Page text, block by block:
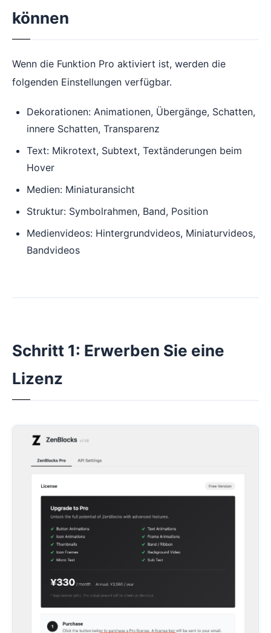
können
Wenn die Funktion Pro aktiviert ist, werden die
folgenden Einstellungen verfügbar.
Dekorationen: Animationen, Übergänge, Schatten,
innere Schatten, Transparenz
Text: Mikrotext, Subtext, Textänderungen beim
Hover
Medien: Miniaturansicht
Struktur: Symbolrahmen, Band, Position
Medienvideos: Hintergrundvideos, Miniaturvideos,
Bandvideos
Schritt 1: Erwerben Sie eine
Lizenz